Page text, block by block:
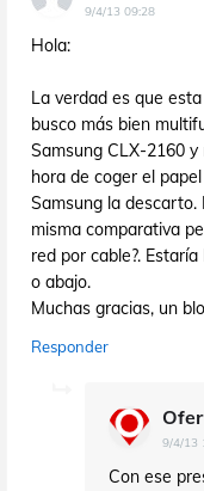
9/4/13 09:28
Hola:
La verdad es que
busco más bien
Samsung CLX-2160
hora de coger el
Samsung la
misma comparativa
red por cable?.
o abajo.
Muchas gracias, un
Responder
9/4/13
Con ese